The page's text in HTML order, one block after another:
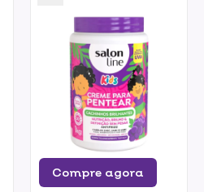
Compre agora